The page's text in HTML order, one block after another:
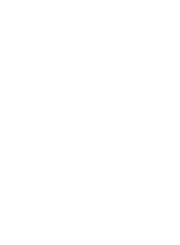
した安心・安全なユーザーです
の取引を完了させた実績があります
ビスでの取引実績があります
ーします